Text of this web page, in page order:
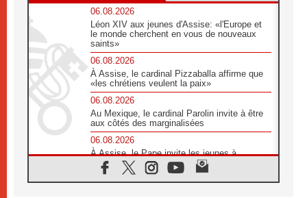
06.08.2026
Léon XIV aux jeunes d'Assise: «l'Europe et
le monde cherchent en vous de nouveaux
saints»
06.08.2026
À Assise, le cardinal Pizzaballa affirme que
«les chrétiens veulent la paix»
06.08.2026
Au Mexique, le cardinal Parolin invite à être
aux côtés des marginalisées
06.08.2026
À Assise, le Pape invite les jeunes à
«construire la civilisation de l'amour»
05.08.2026